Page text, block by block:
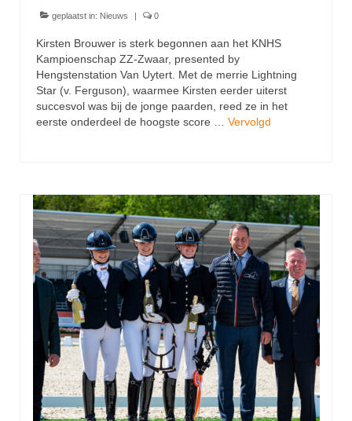
geplaatst in: Nieuws | 0
Kirsten Brouwer is sterk begonnen aan het KNHS
Kampioenschap ZZ-Zwaar, presented by
Hengstenstation Van Uytert. Met de merrie Lightning
Star (v. Ferguson), waarmee Kirsten eerder uiterst
succesvol was bij de jonge paarden, reed ze in het
eerste onderdeel de hoogste score … Vervolgd